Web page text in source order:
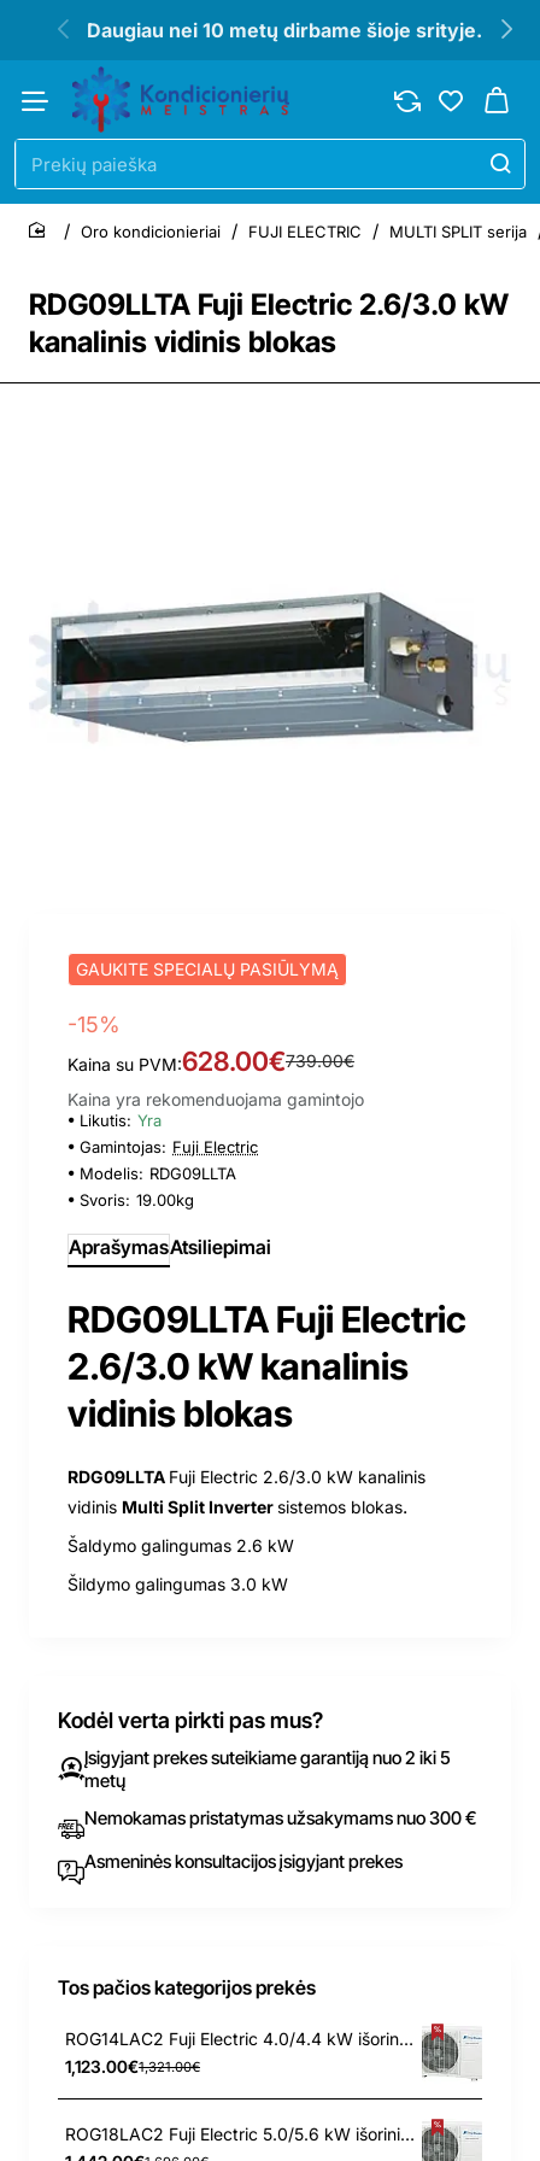
Daugiau nei 10 metų dirbame šioje srityje.
Prekių
paieška
RDG09LLTA Fuji Electric 2.6/3.0 kW
kanalinis vidinis blokas
home
Oro kondicionieriai FUJI ELECTRIC MULTI SPLIT serija
GAUKITE SPECIALŲ PASIŪLYMĄ
-15%
Kaina su PVM:628.00€739.00€
Kaina yra rekomenduojama gamintojo
Likutis: Yra
Gamintojas: Fuji Electric
Modelis: RDG09LLTA
Svoris: 19.00kg
AprašymasAtsiliepimai
RDG09LLTA Fuji Electric
2.6/3.0 kW kanalinis
vidinis blokas
RDG09LLTA Fuji Electric 2.6/3.0 kW kanalinis
vidinis Multi Split Inverter sistemos blokas.
Šaldymo galingumas 2.6 kW
Šildymo galingumas 3.0 kW
Kodėl verta pirkti pas mus?
Įsigyjant prekes suteikiame garantiją nuo 2 iki 5
metų
Nemokamas pristatymas užsakymams nuo 300 €
Asmeninės konsultacijos įsigyjant prekes
Tos pačios kategorijos prekės
ROG14LAC2 Fuji Electric 4.0/4.4 kW išorinis blokas
1,123.00€1,321.00€
ROG18LAC2 Fuji Electric 5.0/5.6 kW išorinis blokas